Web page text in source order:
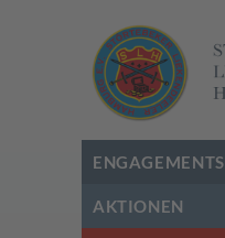
ENGAGEMENTS
AKTIONEN